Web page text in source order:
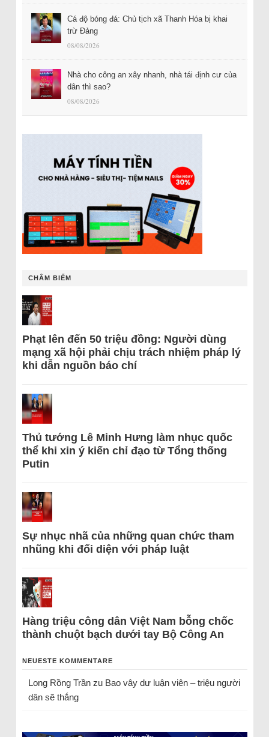
Cá độ bóng đá: Chủ tịch xã Thanh Hóa bị khai
trừ Đảng
08/08/2026
Nhà cho công an xây nhanh, nhà tái định cư của
dân thì sao?
08/08/2026
CHÂM BIẾM
Phạt lên đến 50 triệu đồng: Người dùng
mạng xã hội phải chịu trách nhiệm pháp lý
khi dẫn nguồn báo chí
Thủ tướng Lê Minh Hưng làm nhục quốc
thể khi xin ý kiến chỉ đạo từ Tổng thống
Putin
Sự nhục nhã của những quan chức tham
nhũng khi đối diện với pháp luật
Hàng triệu công dân Việt Nam bỗng chốc
thành chuột bạch dưới tay Bộ Công An
NEUESTE KOMMENTARE
Long Rồng Trầnzu Bao vây dư luận viên – triệu người
dân sẽ thắng